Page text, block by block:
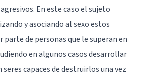
En este caso el sujeto
y asociando al sexo estos
de personas que le superan en
en algunos casos desarrollar
capaces de destruirlos una vez